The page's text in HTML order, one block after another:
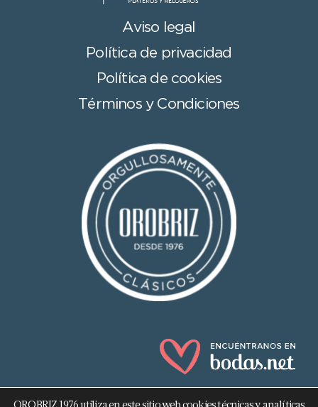
Aviso legal
Política de privacidad
Política de cookies
Términos y Condiciones